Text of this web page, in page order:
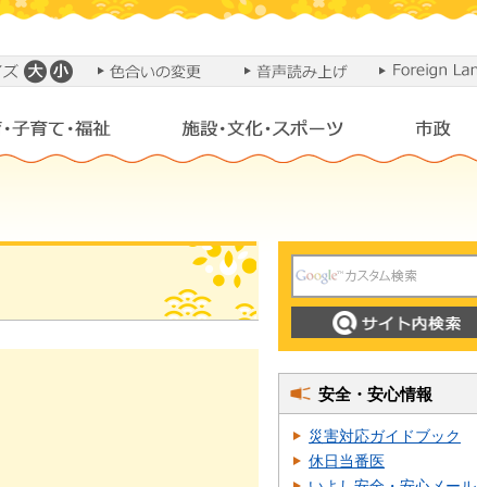
安全・安心情報
災害対応ガイドブック
休日当番医